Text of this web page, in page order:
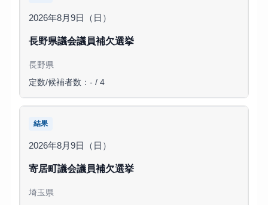
2026年8月9日（日）
長野県議会議員補欠選挙
長野県
定数/候補者数：- / 4
結果
2026年8月9日（日）
寄居町議会議員補欠選挙
埼玉県